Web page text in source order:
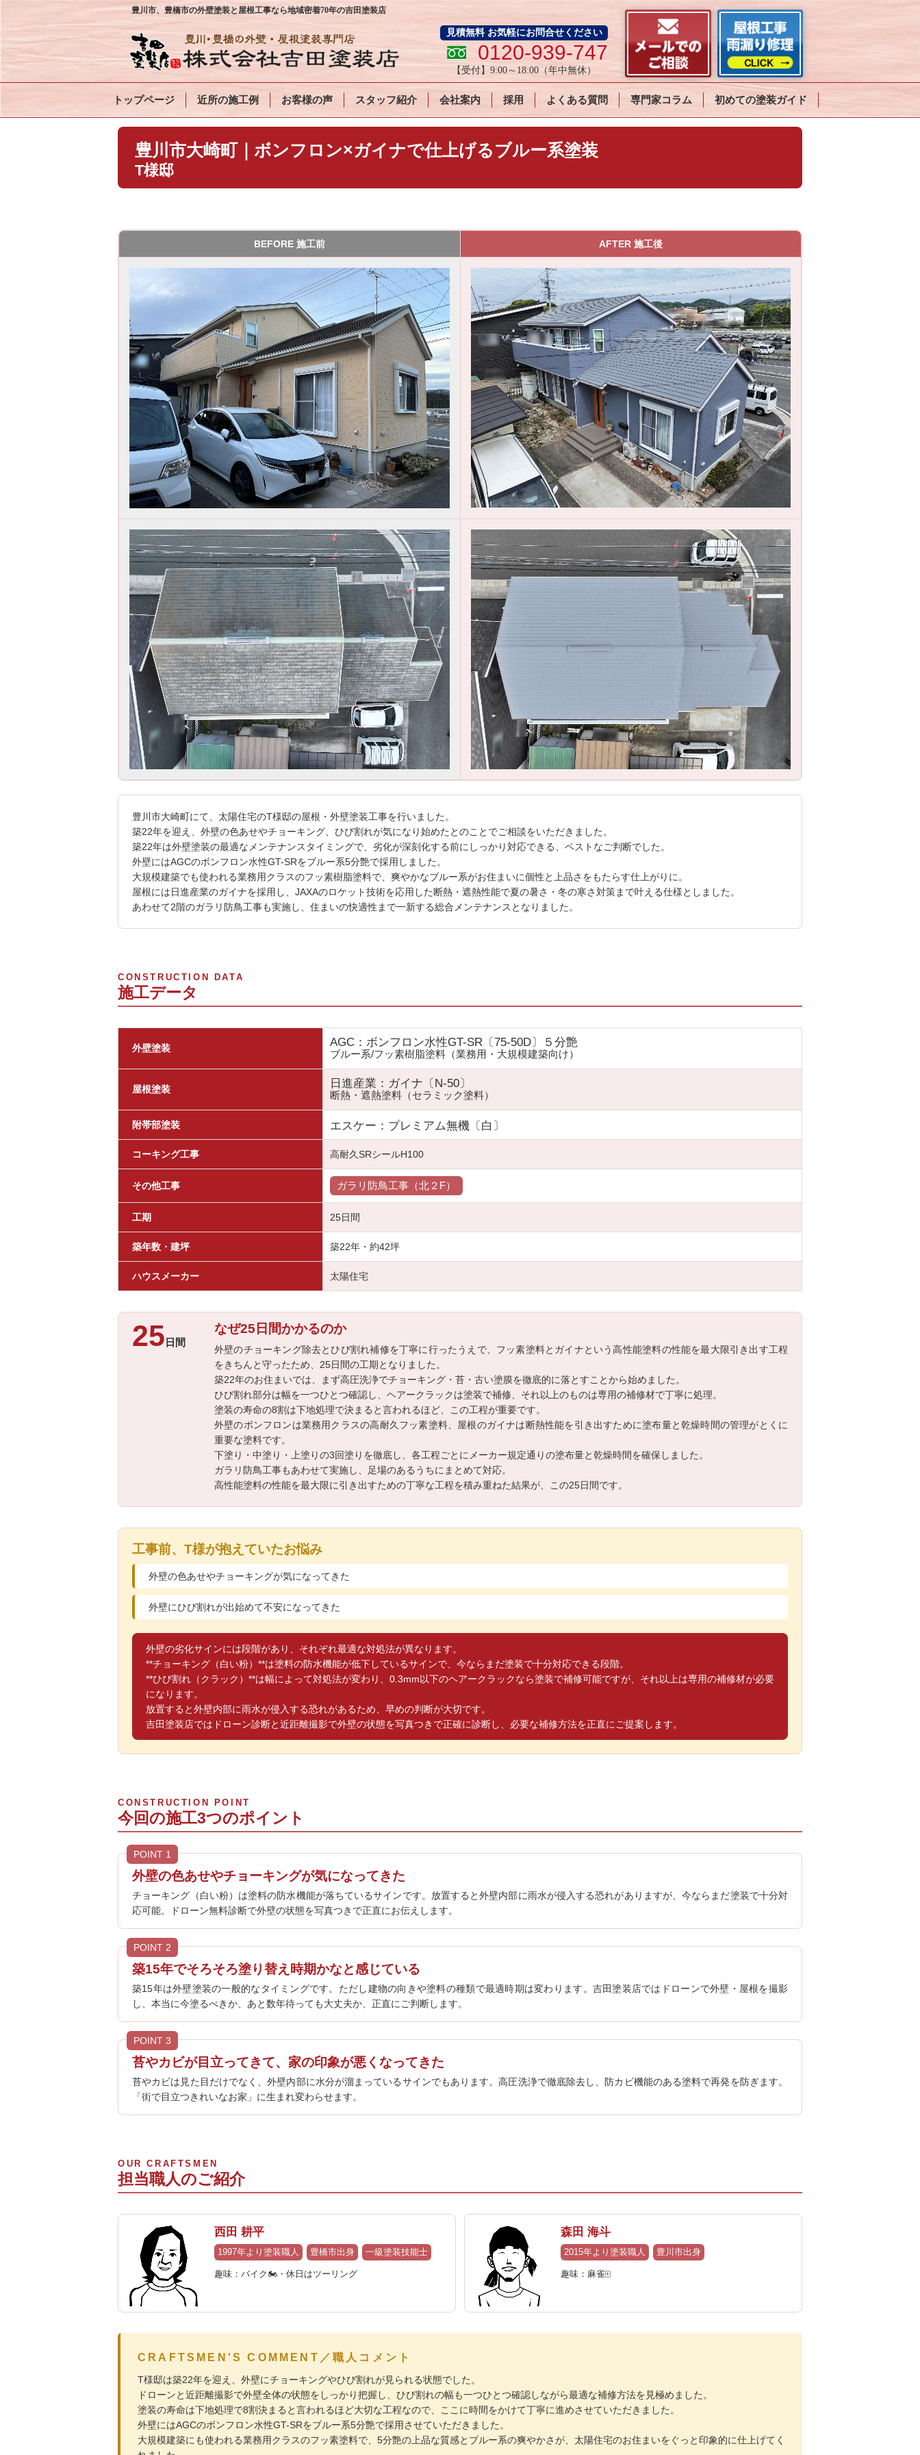
豊川市、豊橋市の外壁塗装と屋根工事なら地域密着70年の吉田塗装店
見積無料 お気軽にお問合せください
0120-939-747
【受付】9:00～18:00 （年中無休）
トップページ 近所の施工例 お客様の声 スタッフ紹介 会社案内 採用 よくある質問 専門家コラム 初めての塗装ガイド
豊川市大崎町｜ボンフロン×ガイナで仕上げるブルー系塗装
T様
BEFORE 施工前 AFTER 施工後
豊川市大崎町にて、太陽住宅のT様邸の屋根・外壁塗装工事を行いました。
築22年を迎え、外壁の色あせやチョーキング、ひび割れが気になり始めたとのことでご相談をいただきました。
築22年は外壁塗装の最適なメンテナンスタイミングで、劣化が深刻化する前にしっかり対応できる、ベストなご判断でした。
外壁にはAGCのボンフロン水性GT-SRをブルー系5分艶で採用しました。
大規模建築でも使われる業務用クラスのフッ素樹脂塗料で、爽やかなブルー系がお住まいに個性と上品さをもたらす仕上がりに。
屋根には日進産業のガイナを採用し、JAXAのロケット技術を応用した断熱・遮熱性能で夏の暑さ・冬の寒さ対策まで叶える仕様としました。
あわせて2階のガラリ防鳥工事も実施し、住まいの快適性まで一新する総合メンテナンスとなりました。
CONSTRUCTION DATA
施工データ
外壁塗装 AGC：ボンフロン水性GT-SR〔75-50D〕５分艶
ブルー系/フッ素樹脂塗料（業務用・大規模建築向け）
屋根塗装 日進産業：ガイナ〔N-50〕
断熱・遮熱塗料（セラミック塗料）
附帯部塗装 エスケー：プレミアム無機〔白〕
コーキング工事 高耐久SRシールH100
その他工事 ガラリ防鳥工事（北２F）
工期 25日間
築年数・建坪 築22年・約42坪
ハウスメーカー 太陽住宅
25 日間
なぜ25日間かかるのか
外壁のチョーキング除去とひび割れ補修を丁寧に行ったうえで、フッ素塗料とガイナという高性能塗料の性能を最大限引き出す工程
をきちんと守ったため、25日間の工期となりました。
築22年のお住まいでは、まず高圧洗浄でチョーキング・苔・古い塗膜を徹底的に落とすことから始めました。
ひび割れ部分は幅を一つひとつ確認し、ヘアークラックは塗装で補修、それ以上のものは専用の補修材で丁寧に処理。
塗装の寿命の8割は下地処理で決まると言われるほど、この工程が重要です。
外壁のボンフロンは業務用クラスの高耐久フッ素塗料、屋根のガイナは断熱性能を引き出すために塗布量と乾燥時間の管理がとくに
重要な塗料です。
下塗り・中塗り・上塗りの3回塗りを徹底し、各工程ごとにメーカー規定通りの塗布量と乾燥時間を確保しました。
ガラリ防鳥工事もあわせて実施し、足場のあるうちにまとめて対応。
高性能塗料の性能を最大限に引き出すための丁寧な工程を積み重ねた結果が、この25日間です。
工事前、T様が抱えていたお悩み
外壁の色あせやチョーキングが気になってきた
外壁にひび割れが出始めて不安になってきた
外壁の劣化サインには段階があり、それぞれ最適な対処法が異なります。
**チョーキング（白い粉）**は塗料の防水機能が低下しているサインで、今ならまだ塗装で十分対応できる段階。
**ひび割れ（クラック）**は幅によって対処法が変わり、0.3mm以下のヘアークラックなら塗装で補修可能ですが、それ以上は専用の補修材が必要
になります。
放置すると外壁内部に雨水が侵入する恐れがあるため、早めの判断が大切です。
吉田塗装店ではドローン診断と近距離撮影で外壁の状態を写真つきで正確に診断し、必要な補修方法を正直にご提案します。
CONSTRUCTION POINT
今回の施工3つのポイント
POINT 1
外壁の色あせやチョーキングが気になってきた
チョーキング（白い粉）は塗料の防水機能が落ちているサインです。放置すると外壁内部に雨水が侵入する恐れがありますが、今ならまだ塗装で十分対
応可能。ドローン無料診断で外壁の状態を写真つきで正直にお伝えします。
POINT 2
築15年でそろそろ塗り替え時期かなと感じている
築15年は外壁塗装の一般的なタイミングです。ただし建物の向きや塗料の種類で最適時期は変わります。吉田塗装店ではドローンで外壁・屋根を撮影
し、本当に今塗るべきか、あと数年待っても大丈夫か、正直にご判断します。
POINT 3
苔やカビが目立ってきて、家の印象が悪くなってきた
苔やカビは見た目だけでなく、外壁内部に水分が溜まっているサインでもあります。高圧洗浄で徹底除去し、防カビ機能のある塗料で再発を防ぎます。
「街で目立つきれいなお家」に生まれ変わらせます。
OUR CRAFTSMEN
担当職人のご紹介
西田 耕平
1997年より塗装職人 豊橋市出身 一級塗装技能士
趣味：バイク🏍・休日はツーリング
森田 海斗
2015年より塗装職人 豊川市出身
趣味：麻雀🀄
CRAFTSMEN'S COMMENT／職人コメント
T様邸は築22年を迎え、外壁にチョーキングやひび割れが見られる状態でした。
ドローンと近距離撮影で外壁全体の状態をしっかり把握し、ひび割れの幅も一つひとつ確認しながら最適な補修方法を見極めました。
塗装の寿命は下地処理で8割決まると言われるほど大切な工程なので、ここに時間をかけて丁寧に進めさせていただきました。
外壁にはAGCのボンフロン水性GT-SRをブルー系5分艶で採用させていただきました。
大規模建築にも使われる業務用クラスのフッ素塗料で、5分艶の上品な質感とブルー系の爽やかさが、太陽住宅のお住まいをぐっと印象的に仕上げてく